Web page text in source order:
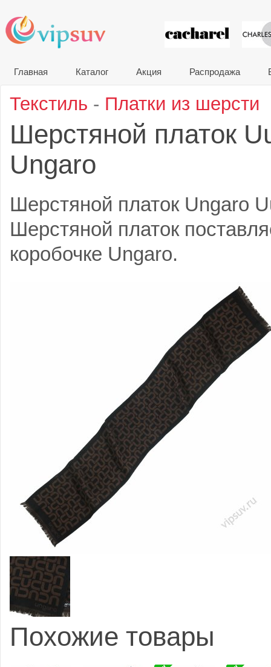
VIP
Главная Каталог Акция Распродажа
Текстиль - Платки из шерсти
Шерстяной платок
Ungaro
Шерстяной платок Ungaro
Шерстяной платок
коробочке Ungaro.
Похожие товары